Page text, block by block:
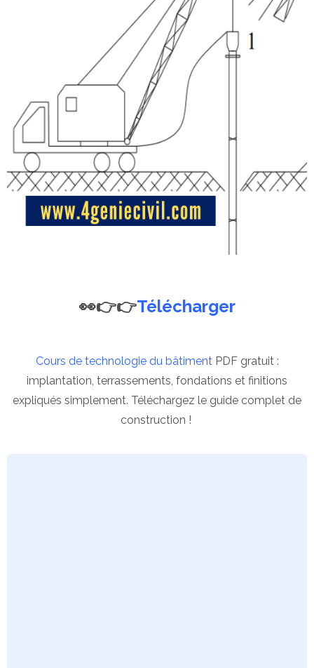
👀👉👉Télécharger
Cours de technologie du bâtimentPDF gratuit :
implantation, terrassements, fondations et finitions
expliqués simplement. Téléchargez le guide complet de
construction !